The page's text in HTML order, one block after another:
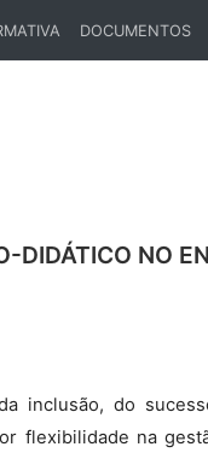
DOCUMENTOS
NO
inclusão, do
flexibilidade na